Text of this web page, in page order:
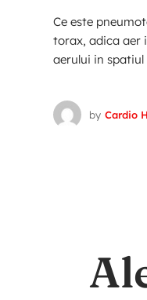
Ce este
torax, adica aer
aerului in spatiul
by Cardio